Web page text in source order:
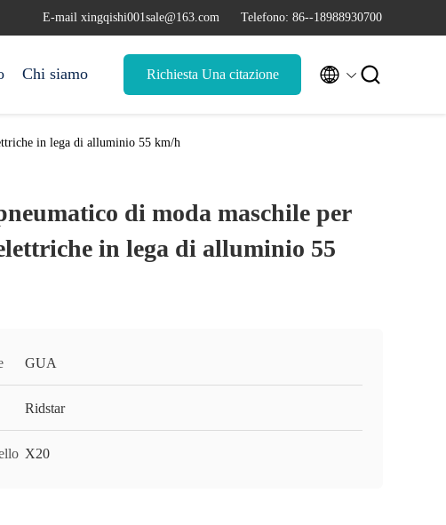
E-mail xingqishi001sale@163.com Telefono: 86--18988930700
Chi siamo Richiesta Una citazione  
in lega di alluminio 55 km/h
di moda maschile per
in lega di alluminio 55
GUA
Ridstar
X20